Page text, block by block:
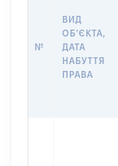
№
ВИД
ОБʼЄКТА,
ДАТА
НАБУТТЯ
ПРАВА